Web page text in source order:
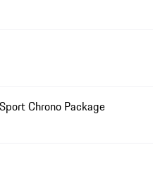
Chrono Package